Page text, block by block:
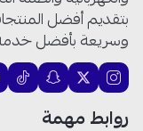
وضع
نوع
التحكم
تقنية
توزيع الهواء:
بتقديم أفضل
وسريعة بأفضل خدمة
روابط مهمة